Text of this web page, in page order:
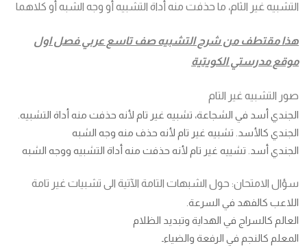
التشبيه غير الثام، ما حذفت منه أداة التشبيه أو وجه الشبه أو كلاهما
هذا مقتطف من شرح التشبيه صف تاسع عربي فصل اول
موقع مدرستي الكويتية
صور التشبيه غير التام
الجندي أسد في الشجاعة، تشبيه غير تام لأنه حذفت منه أداة التشبيه.
الجندي کالأسد. تشبيه غير تام لأنه حذف منه وجه الشبه
الجندي أسد. تشييه غير تام لأنه حذفت منه أداة التشبيه ووجه الشبه
سؤال الامتحان: حول الشبهات التامة الآتية الى تشبيات غير تامة
اللاعب كالفهد في السرعة.
العالم كالسراج في الهداية وتبديد الظلام
المعلم كالنجم في الرفعة والضياء۔